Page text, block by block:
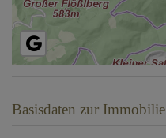
Basisdaten zur Immobilie